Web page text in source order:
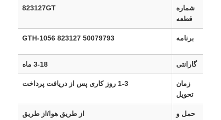
شماره
قطعه
823127GT
برنامه GTH-1056 823127 50079793
گارانتی 3-18 ماه
زمان
تحویل
1-3 روز کاری پس از دریافت پرداخت
حمل و
از طریق هوا/از طریق